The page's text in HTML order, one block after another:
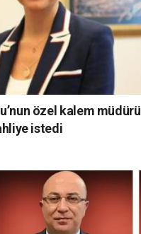
özel kalem müdürü
istedi